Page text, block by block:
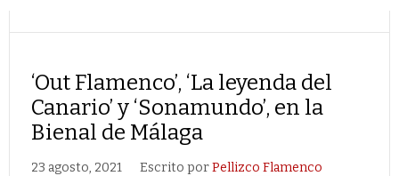
‘Out Flamenco’, ‘La leyenda del
Canario’ y ‘Sonamundo’, en la
Bienal de Málaga
23 agosto, 2021 Escrito porPellizco Flamenco